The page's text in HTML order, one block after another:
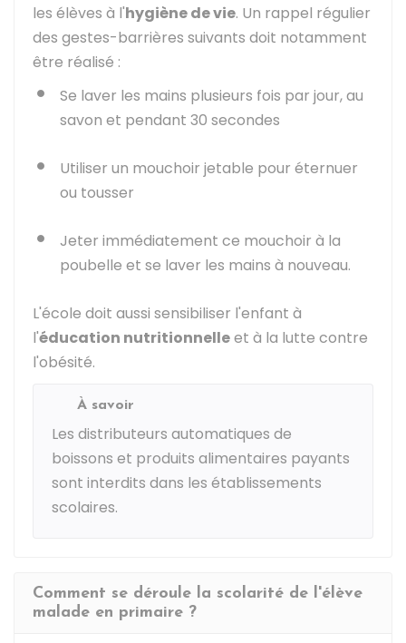
les élèves à l'hygiène de vie. Un rappel régulier
des gestes-barrières suivants doit notamment
être réalisé :
Se laver les mains plusieurs fois par jour, au
savon et pendant 30 secondes
Utiliser un mouchoir jetable pour éternuer
ou tousser
Jeter immédiatement ce mouchoir à la
poubelle et se laver les mains à nouveau.
L'école doit aussi sensibiliser l'enfant à
l'éducation nutritionnelleet à la lutte contre
l'obésité.
À savoir
Les distributeurs automatiques de
boissons et produits alimentaires payants
sont interdits dans les établissements
scolaires.
Comment se déroule la scolarité de l'élève
malade en primaire ?